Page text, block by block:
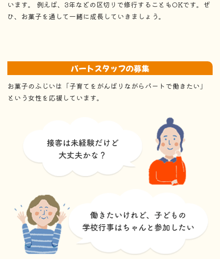
います。 例えば、3年などの区切りで修行することもOKです。ぜ
ひ、お菓子を通して一緒に成長していきましょう。
パートスタッフの募集
お菓子のふじいは「子育てをがんばりながらパートで働きたい」
という女性を応援しています。